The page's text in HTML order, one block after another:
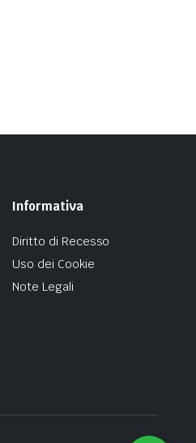
Informativa
Diritto di Recesso
Uso dei Cookie
Note Legali